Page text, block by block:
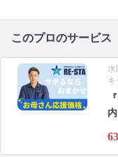
このプロのサービス
水